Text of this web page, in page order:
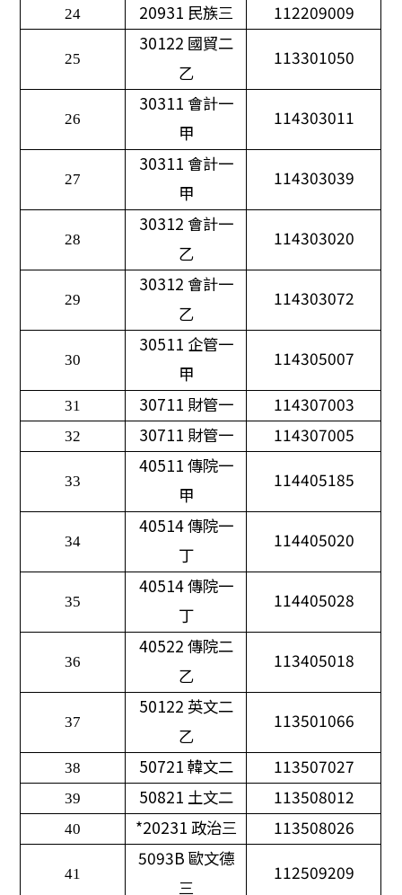
24 20931 民族三 112209009
25
30122 國貿二
乙
113301050
26
30311 會計一
甲
114303011
27
30311 會計一
甲
114303039
28
30312 會計一
乙
114303020
29
30312 會計一
乙
114303072
30
30511 企管一
甲
114305007
31 30711 財管一 114307003
32 30711 財管一 114307005
33
40511 傳院一
甲
114405185
34
40514傳院一
丁
114405020
35
40514傳院一
丁
114405028
36
40522 傳院二
乙
113405018
37
50122 英文二
乙
113501066
38 50721 韓文二 113507027
39 50821 土文二 113508012
40 *20231 政治三 113508026
41
5093B 歐文德
三
112509209